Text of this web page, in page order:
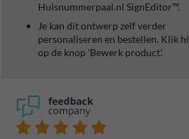
Huisnummerpaal.nl SignEditor™.
Je kan dit ontwerp zelf verder
personaliseren en bestellen. Klik
op de knop 'Bewerk product'.